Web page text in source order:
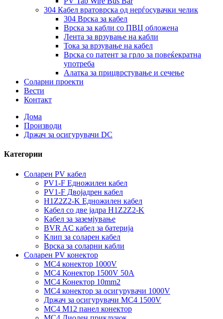
304 Кабел вратоврска од нерѓосувачки челик
304 Врска за кабел
Врска за кабли со ПВЦ обложена
Лента за врзување на кабли
Тока за врзување на кабел
Врска со патент за грло за повеќекратна
употреба
Алатка за прицврстување и сечење
Соларни проекти
Вести
Контакт
Дома
Производи
Држач за осигурувачи DC
Категории
Соларен PV кабел
PV1-F Едножилен кабел
PV1-F Двојадрен кабел
H1Z2Z2-K Едножилен кабел
Кабел со две јадра H1Z2Z2-K
Кабел за заземјување
BVR AC кабел за батерија
Клип за соларен кабел
Врска за соларни кабли
Соларен PV конектор
MC4 конектор 1000V
MC4 Конектор 1500V 50A
MC4 Конектор 10mm2
MC4 конектор за осигурувачи 1000V
Држач за осигурувачи MC4 1500V
MC4 M12 панел конектор